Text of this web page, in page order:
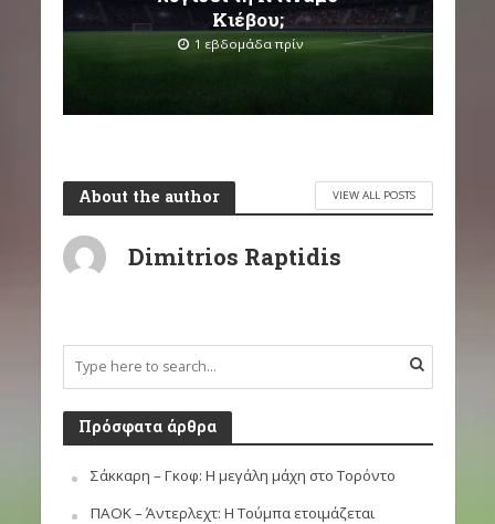
Κιέβου;
1 εβδομάδα πρίν
About the author VIEW ALL POSTS
Dimitrios Raptidis
Πρόσφατα άρθρα
Σάκκαρη – Γκοφ: Η μεγάλη μάχη στο Τορόντο
ΠΑΟΚ – Άντερλεχτ: Η Τούμπα ετοιμάζεται